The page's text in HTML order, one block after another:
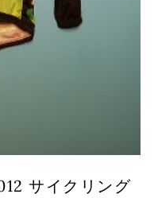
サイクリング